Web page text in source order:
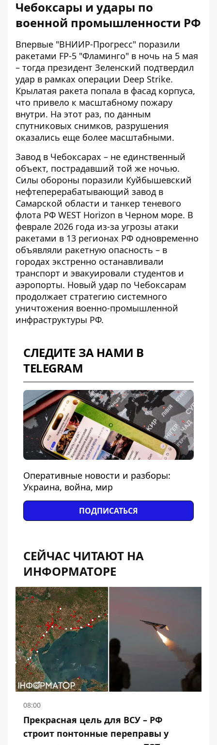
Чебоксары и удары по
военной промышленности РФ
Впервые "ВНИИР-Прогресс" поразили
ракетами FP-5 "Фламинго" в ночь на 5 мая
– тогда президент Зеленский подтвердил
удар в рамках операции Deep Strike.
Крылатая ракета попала в фасад корпуса,
что привело к масштабному пожару
внутри. На этот раз, по данным
спутниковых снимков, разрушения
оказались еще более масштабными.
Завод в Чебоксарах – не единственный
объект, пострадавший той же ночью.
Силы обороны поразили Куйбышевский
нефтеперерабатывающий завод в
Самарской области и танкер теневого
флота РФ WEST Horizon в Черном море. В
феврале 2026 года из-за угрозы атаки
ракетами в 13 регионах РФ одновременно
объявляли ракетную опасность – в
городах экстренно останавливали
транспорт и эвакуировали студентов и
аэропорты. Новый удар по Чебоксарам
продолжает стратегию системного
уничтожения военно-промышленной
инфраструктуры РФ.
СЛЕДИТЕ ЗА НАМИ В
TELEGRAM
Оперативные новости и разборы:
Украина, война, мир
ПОДПИСАТЬСЯ
СЕЙЧАС ЧИТАЮТ НА
ИНФОРМАТОРЕ
08:00
Прекрасная цель для ВСУ – РФ
строит понтонные переправы у